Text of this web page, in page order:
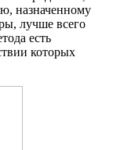
назначенному
лучше всего
есть
которых